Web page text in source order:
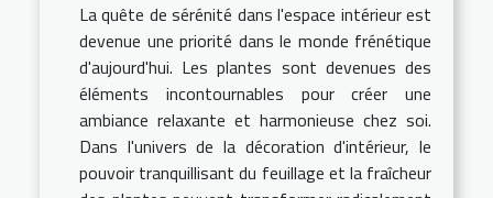
La quête de sérénité dans l'espace intérieur est
devenue une priorité dans le monde frénétique
d'aujourd'hui. Les plantes sont devenues des
éléments incontournables pour créer une
ambiance relaxante et harmonieuse chez soi.
Dans l'univers de la décoration d'intérieur, le
pouvoir tranquillisant du feuillage et la fraîcheur